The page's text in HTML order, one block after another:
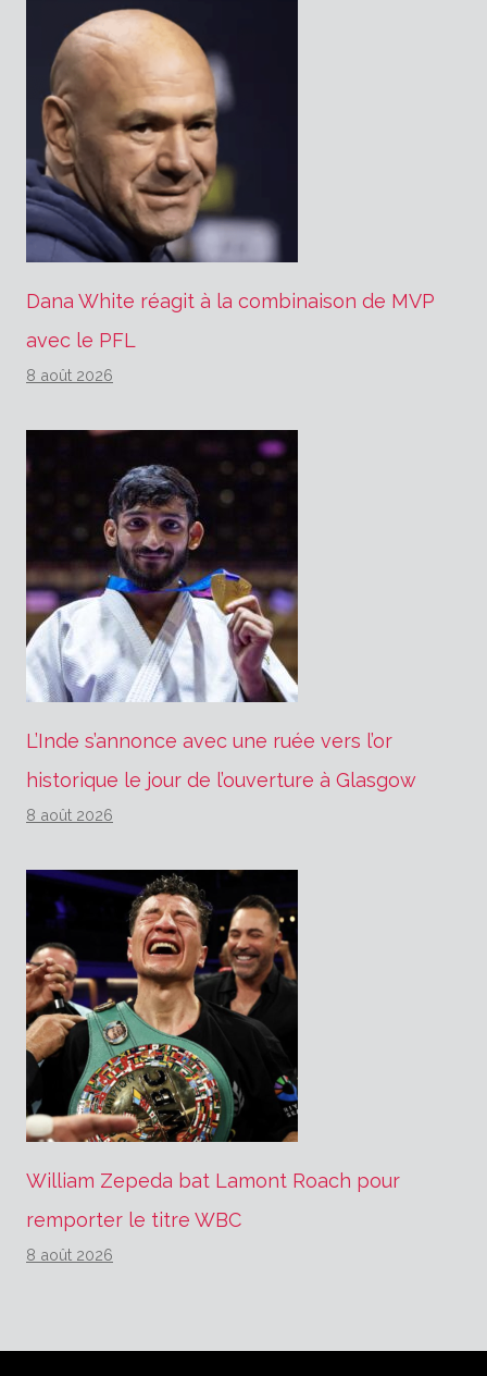
Dana White réagit à la combinaison de MVP
avec le PFL
8 août 2026
L’Inde s’annonce avec une ruée vers l’or
historique le jour de l’ouverture à Glasgow
8 août 2026
William Zepeda bat Lamont Roach pour
remporter le titre WBC
8 août 2026